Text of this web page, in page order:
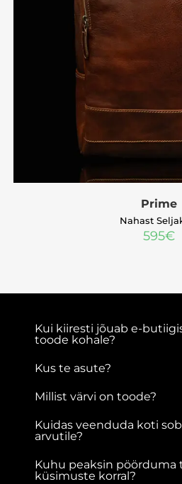
Nahast
Prime
595€
Kui kiiresti jõuab e-
toode kohale?
Kus te asute?
Millist värvi on toode?
Kuidas veenduda koti
arvutile?
Kuhu peaksin pöörduma
küsimuste korral?